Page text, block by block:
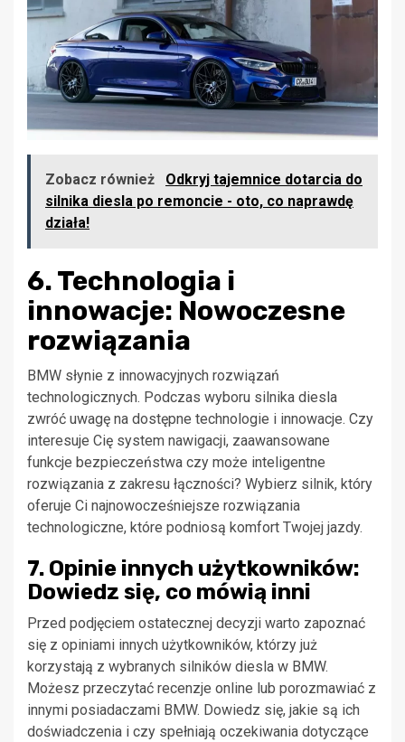
Zobacz również
Odkryj tajemnice dotarcia do
silnika diesla po remoncie - oto, co naprawdę
działa!
6. Technologia i
innowacje: Nowoczesne
rozwiązania
BMW słynie z innowacyjnych rozwiązań
technologicznych. Podczas wyboru silnika diesla
zwróć uwagę na dostępne technologie i innowacje. Czy
interesuje Cię system nawigacji, zaawansowane
funkcje bezpieczeństwa czy może inteligentne
rozwiązania z zakresu łączności? Wybierz silnik, który
oferuje Ci najnowocześniejsze rozwiązania
technologiczne, które podniosą komfort Twojej jazdy.
7. Opinie innych użytkowników:
Dowiedz się, co mówią inni
Przed podjęciem ostatecznej decyzji warto zapoznać
się z opiniami innych użytkowników, którzy już
korzystają z wybranych silników diesla w BMW.
Możesz przeczytać recenzje online lub porozmawiać z
innymi posiadaczami BMW. Dowiedz się, jakie są ich
doświadczenia i czy spełniają oczekiwania dotyczące